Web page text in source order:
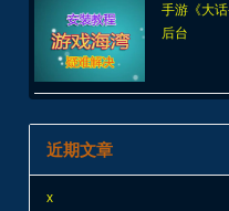
手游《大
后台
近期文章
x